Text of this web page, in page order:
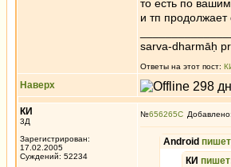
то есть по
и тп продолжает
sarva-dharmāḥ
Ответы на этот пост:
Наверх
КИ
3Д
Зарегистрирован:
17.02.2005
Суждений: 52234
№656265
Android пишет
КИ пишет